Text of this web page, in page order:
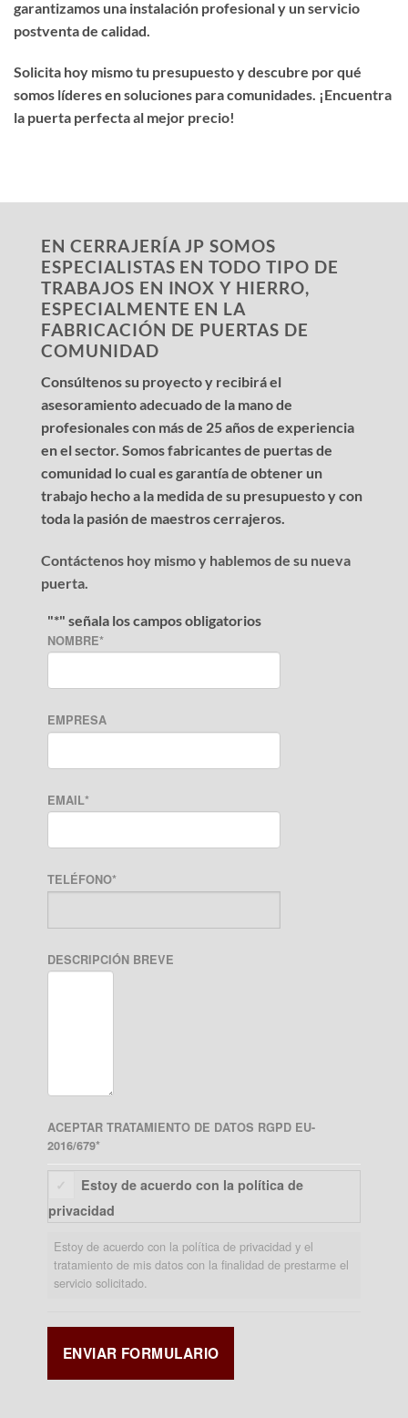
garantizamos una instalación profesional y un servicio
postventa de calidad.
Solicita hoy mismo tu presupuesto y descubre por qué
somos líderes en soluciones para comunidades. ¡Encuentra
la puerta perfecta al mejor precio!
EN CERRAJERÍA JP SOMOS
ESPECIALISTAS EN TODO TIPO DE
TRABAJOS EN INOX Y HIERRO,
ESPECIALMENTE EN LA
FABRICACIÓN DE PUERTAS DE
COMUNIDAD
Consúltenos su proyecto y recibirá el
asesoramiento adecuado de la mano de
profesionales con más de 25 años de experiencia
en el sector. Somos fabricantes de puertas de
comunidad lo cual es garantía de obtener un
trabajo hecho a la medida de su presupuesto y con
toda la pasión de maestros cerrajeros.
Contáctenos hoy mismo y hablemos de su nueva
puerta.
"*" señala los campos obligatorios
NOMBRE*
EMPRESA
EMAIL*
TELÉFONO*
DESCRIPCIÓN BREVE
ACEPTAR TRATAMIENTO DE DATOS RGPD EU-
2016/679*
Estoy de acuerdo con la política de
privacidad
Estoy de acuerdo con la política de privacidad y el
tratamiento de mis datos con la finalidad de prestarme el
servicio solicitado.